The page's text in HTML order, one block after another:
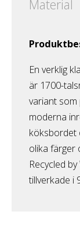
Material
En verklig
är 1700-
variant
moderna
köksbordet
olika färger
Recycled
tillverkade i